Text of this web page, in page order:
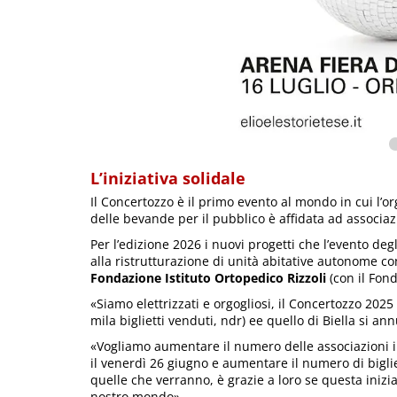
L’iniziativa solidale
Il Concertozzo è il primo evento al mondo in cui
delle bevande per il pubblico è affidata ad
Per l’edizione 2026 i nuovi progetti che l’evento
alla ristrutturazione di unità abitative autonome
Fondazione Istituto Ortopedico Rizzoli (con il
«Siamo elettrizzati e orgogliosi, il Concertozzo
mila biglietti venduti, ndr) ee quello di Biella si
«Vogliamo aumentare il numero delle
il venerdì 26 giugno e aumentare il numero di
quelle che verranno, è grazie a loro se questa